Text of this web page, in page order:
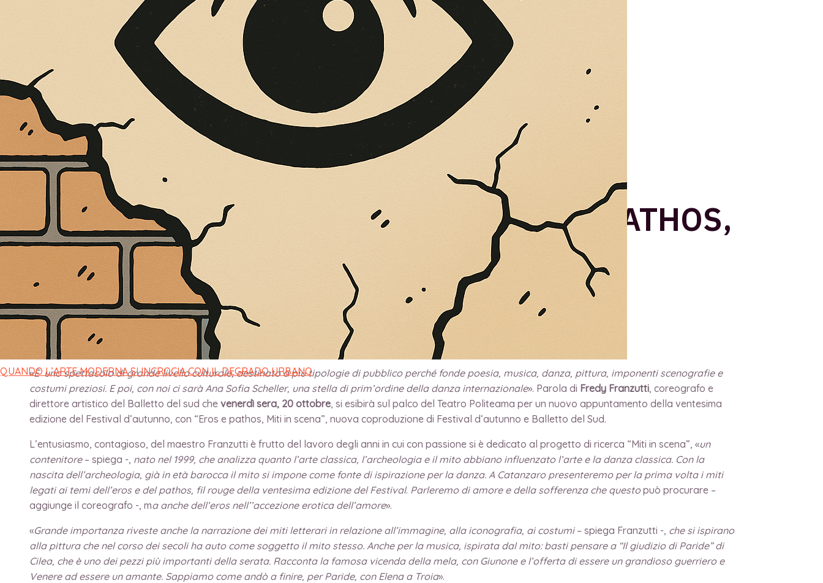
QUANDO L’ARTE MODERNA SI INCROCIA CON IL DEGRADO URBANO
È MORTO MELO FRENI, VIVONO LE OPERE SUE
Antonio Marino 4 Agosto 2026
Cultura e Società
A casa Freni, a pochi passi dal lungomare di Terme Vigliatore, sulle pareti giaccio istantanee,...
CONTINUA A LEGGERE
Condividi:
IL COREOGRAFO FRANZUTTI:“EROS E PATHOS,
UNO SPETTACOLO DI GRANDE LIVELLO
CULTURALE”
di direttore /18 Ottobre 2023
«È uno spettacolo di grande livello culturale, destinato a più tipologie di pubblico perché fonde poesia, musica, danza, pittura, imponenti scenografie e
costumi preziosi. E poi, con noi ci sarà Ana Sofia Scheller, una stella di prim’ordine della danza internazionale». Parola di Fredy Franzutti, coreografo e
direttore artistico del Balletto del sud che venerdì sera, 20 ottobre, si esibirà sul palco del Teatro Politeama per un nuovo appuntamento della ventesima
edizione del Festival d’autunno, con “Eros e pathos, Miti in scena”, nuova coproduzione di Festival d’autunno e Balletto del Sud.
L’entusiasmo, contagioso, del maestro Franzutti è frutto del lavoro degli anni in cui con passione si è dedicato al progetto di ricerca “Miti in scena”, «un
contenitore– spiega -, nato nel 1999, che analizza quanto l’arte classica, l’archeologia e il mito abbiano influenzato l’arte e la danza classica. Con la
nascita dell’archeologia, già in età barocca il mito si impone come fonte di ispirazione per la danza. A Catanzaro presenteremo per la prima volta i miti
legati ai temi dell’eros e del pathos, fil rouge della ventesima edizione del Festival. Parleremo di amore e della sofferenza che questopuò procurare –
aggiunge il coreografo -, ma anche dell’eros nell’’accezione erotica dell’amore».
«Grande importanza riveste anche la narrazione dei miti letterari in relazione all’immagine, alla iconografia, ai costumi – spiega Franzutti -, che si ispirano
alla pittura che nel corso dei secoli ha auto come soggetto il mito stesso. Anche per la musica, ispirata dal mito: basti pensare a “Il giudizio di Paride” di
Cilea, che è uno dei pezzi più importanti della serata. Racconta la famosa vicenda della mela, con Giunone e l’offerta di essere un grandioso guerriero e
Venere ad essere un amante. Sappiamo come andò a finire, per Paride, con Elena a Troia».